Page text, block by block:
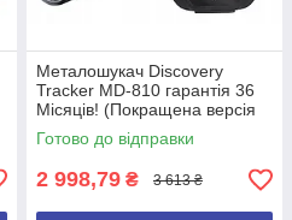
Металошукач Discovery
Tracker MD-810 гарантія 36
Місяців! (Покращена версія
2026 року)
Готово до відправки
2 998,79 ₴ 3 613 ₴